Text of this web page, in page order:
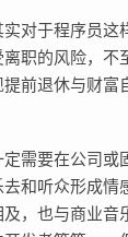
对于程序员
职的风险，
前退休与财
需要在公司
和听众形成
，也与商业